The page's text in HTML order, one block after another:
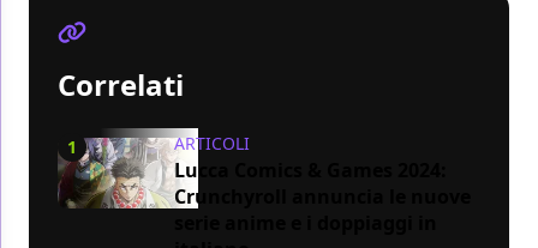
Correlati
1 ARTICOLI
Lucca Comics & Games 2024:
Crunchyroll annuncia le nuove